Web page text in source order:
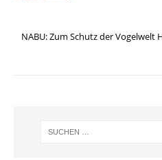
NABU: Zum Schutz der Vogelwelt